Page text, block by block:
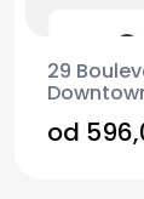
29
od